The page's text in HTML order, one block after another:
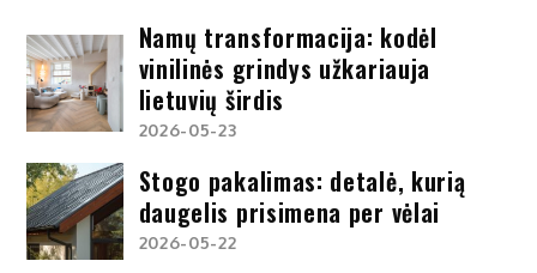
Namų transformacija: kodėl
vinilinės grindys užkariauja
lietuvių širdis
2026-05-23
Stogo pakalimas: detalė, kurią
daugelis prisimena per vėlai
2026-05-22